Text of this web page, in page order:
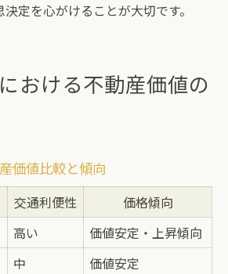
定を心がけることが大切です。
おける不動産価値の
価値比較と傾向
交通利便性
価格傾向
高い
価値安定・上昇傾向
中
価値安定